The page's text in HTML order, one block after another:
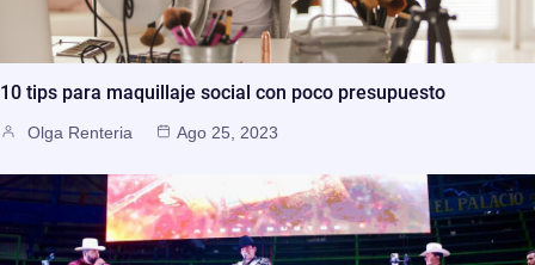
10 tips para maquillaje social con poco presupuesto
Olga Renteria Ago 25, 2023